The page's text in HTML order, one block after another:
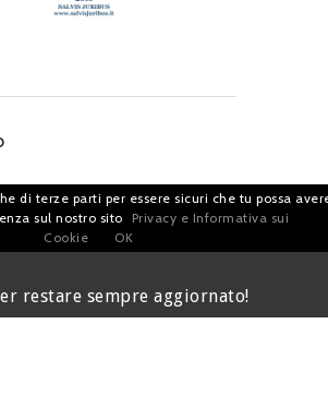
restare sempre aggiornato!
di terze parti per essere sicuri che tu possa
sul nostro sito
Privacy e Informativa sui
Cookie
OK